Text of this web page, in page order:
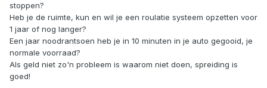
stoppen?
Heb je de ruimte, kun en wil je een roulatie systeem opzetten voor
1 jaar of nog langer?
Een jaar noodrantsoen heb je in 10 minuten in je auto gegooid, je
normale voorraad?
Als geld niet zo'n probleem is waarom niet doen, spreiding is
goed!